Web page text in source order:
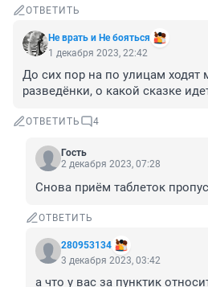
ОТВЕТИТЬ
Не врать и Не бояться
1 декабря 2023, 22:42
До сих пор на по улицам ходят
разведёнки, о какой сказке
ОТВЕТИТЬ 4
Гость
2 декабря 2023, 07:28
Снова приём таблеток
ОТВЕТИТЬ
280953134
3 декабря 2023, 03:42
а что у вас за пунктик